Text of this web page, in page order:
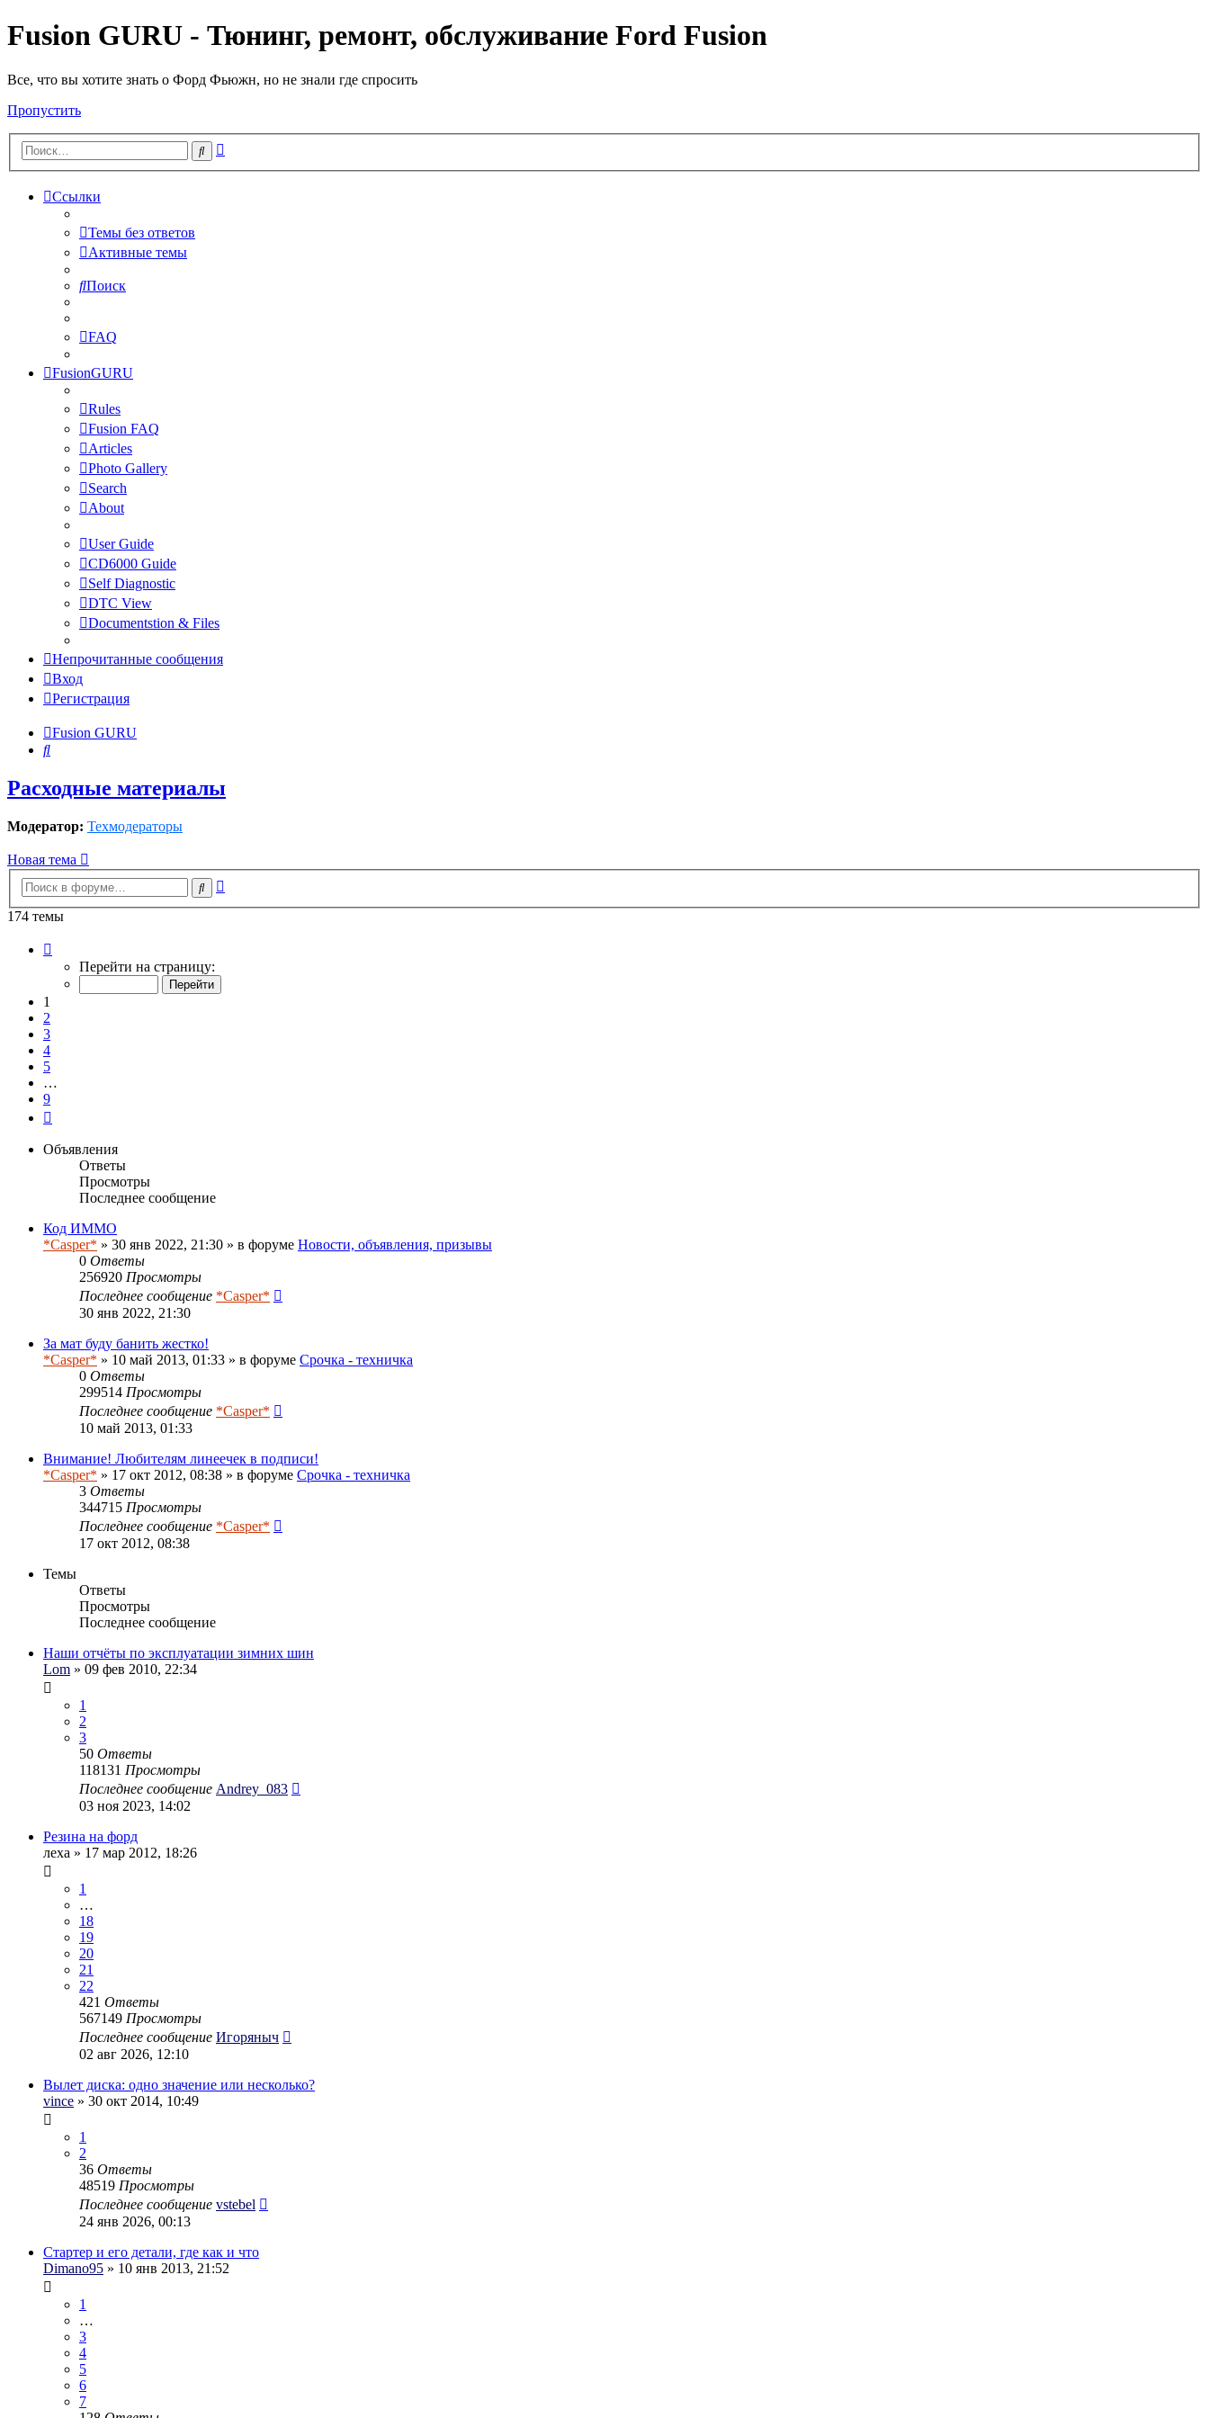
Fusion GURU - Тюнинг, ремонт, обслуживание Ford Fusion
Все, что вы хотите знать о Форд Фьюжн, но не знали где спросить
Пропустить
Поиск
Ссылки
Темы без ответов
Активные темы
Поиск
FAQ
FusionGURU
Rules
Fusion FAQ
Articles
Photo Gallery
Search
About
User Guide
CD6000 Guide
Self Diagnostic
DTC View
Documentstion & Files
Непрочитанные сообщения
Вход
Регистрация
Fusion GURU
Поиск
Расходные материалы
Модератор: Техмодераторы
Новая тема
Поиск
174 темы
Перейти на страницу:
1
2
3
4
5
…
9
Объявления
Ответы
Просмотры
Последнее сообщение
Код ИММО
*Casper* » 30 янв 2022, 21:30 » в форуме Новости, объявления, призывы
0 Ответы
256920 Просмотры
Последнее сообщение *Casper*
30 янв 2022, 21:30
За мат буду банить жестко!
*Casper* » 10 май 2013, 01:33 » в форуме Срочка - техничка
0 Ответы
299514 Просмотры
Последнее сообщение *Casper*
10 май 2013, 01:33
Внимание! Любителям линеечек в подписи!
*Casper* » 17 окт 2012, 08:38 » в форуме Срочка - техничка
3 Ответы
344715 Просмотры
Последнее сообщение *Casper*
17 окт 2012, 08:38
Темы
Ответы
Просмотры
Последнее сообщение
Наши отчёты по эксплуатации зимних шин
Lom » 09 фев 2010, 22:34
1
2
3
50 Ответы
118131 Просмотры
Последнее сообщение Andrey_083
03 ноя 2023, 14:02
Резина на форд
леха » 17 мар 2012, 18:26
1
…
18
19
20
21
22
421 Ответы
567149 Просмотры
Последнее сообщение Игоряныч
02 авг 2026, 12:10
Вылет диска: одно значение или несколько?
vince » 30 окт 2014, 10:49
1
2
36 Ответы
48519 Просмотры
Последнее сообщение vstebel
24 янв 2026, 00:13
Стартер и его детали, где как и что
Dimano95 » 10 янв 2013, 21:52
1
…
3
4
5
6
7